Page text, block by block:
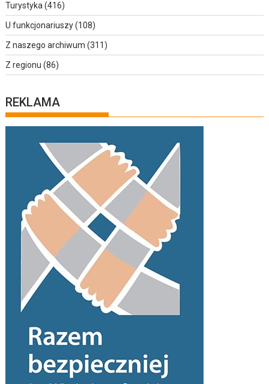
Turystyka (416)
U funkcjonariuszy(108)
Z naszego archiwum (311)
Z regionu (86)
REKLAMA